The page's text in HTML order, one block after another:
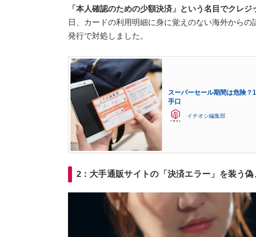
「本人確認のための少額決済」という名目でクレ
日、カードの利用明細に身に覚えのない海外から
発行で対処しました。
スーパーセール期間は危険
手口
イチオシ編集部
2：大手通販サイトの「決済エラー」を装う